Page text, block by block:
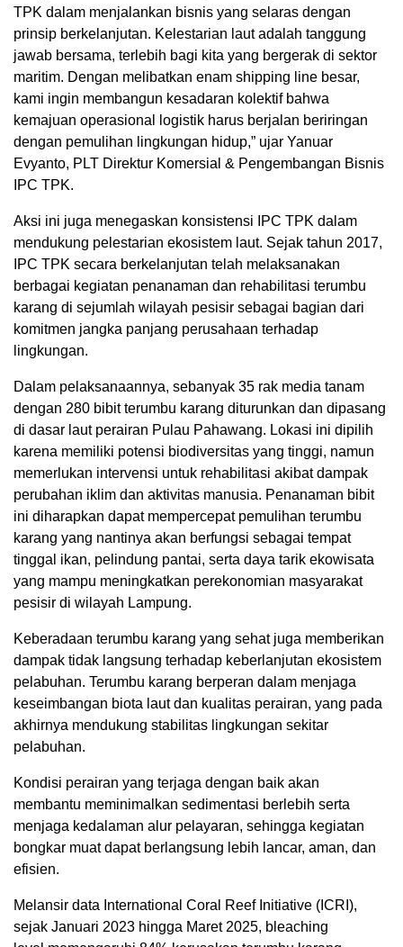
TPK dalam menjalankan bisnis yang selaras dengan
prinsip berkelanjutan. Kelestarian laut adalah tanggung
jawab bersama, terlebih bagi kita yang bergerak di sektor
maritim. Dengan melibatkan enam shipping line besar,
kami ingin membangun kesadaran kolektif bahwa
kemajuan operasional logistik harus berjalan beriringan
dengan pemulihan lingkungan hidup,” ujar Yanuar
Evyanto, PLT Direktur Komersial & Pengembangan Bisnis
IPC TPK.
Aksi ini juga menegaskan konsistensi IPC TPK dalam
mendukung pelestarian ekosistem laut. Sejak tahun 2017,
IPC TPK secara berkelanjutan telah melaksanakan
berbagai kegiatan penanaman dan rehabilitasi terumbu
karang di sejumlah wilayah pesisir sebagai bagian dari
komitmen jangka panjang perusahaan terhadap
lingkungan.
Dalam pelaksanaannya, sebanyak 35 rak media tanam
dengan 280 bibit terumbu karang diturunkan dan dipasang
di dasar laut perairan Pulau Pahawang. Lokasi ini dipilih
karena memiliki potensi biodiversitas yang tinggi, namun
memerlukan intervensi untuk rehabilitasi akibat dampak
perubahan iklim dan aktivitas manusia. Penanaman bibit
ini diharapkan dapat mempercepat pemulihan terumbu
karang yang nantinya akan berfungsi sebagai tempat
tinggal ikan, pelindung pantai, serta daya tarik ekowisata
yang mampu meningkatkan perekonomian masyarakat
pesisir di wilayah Lampung.
Keberadaan terumbu karang yang sehat juga memberikan
dampak tidak langsung terhadap keberlanjutan ekosistem
pelabuhan. Terumbu karang berperan dalam menjaga
keseimbangan biota laut dan kualitas perairan, yang pada
akhirnya mendukung stabilitas lingkungan sekitar
pelabuhan.
Kondisi perairan yang terjaga dengan baik akan
membantu meminimalkan sedimentasi berlebih serta
menjaga kedalaman alur pelayaran, sehingga kegiatan
bongkar muat dapat berlangsung lebih lancar, aman, dan
efisien.
Melansir data International Coral Reef Initiative (ICRI),
sejak Januari 2023 hingga Maret 2025, bleaching